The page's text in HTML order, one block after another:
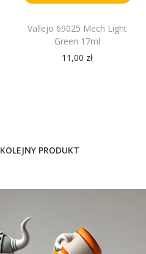
Vallejo 69025 Mech Light
Green 17ml
11,00 zł
KOLEJNY PRODUKT